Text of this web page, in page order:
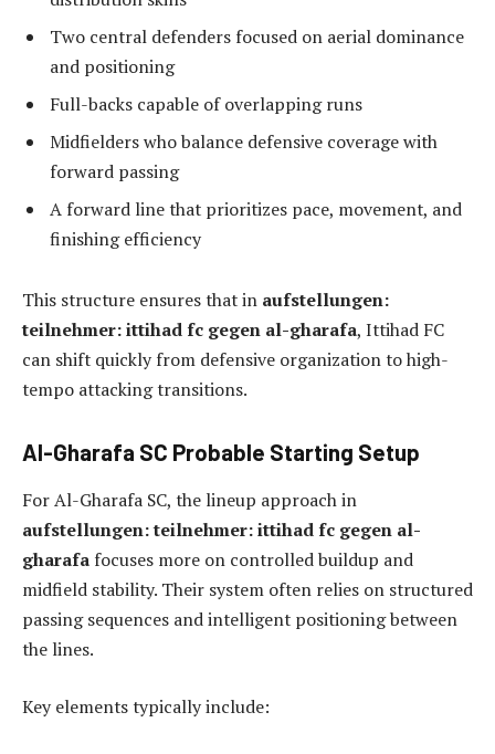
Two central defenders focused on aerial dominance
and positioning
Full-backs capable of overlapping runs
Midfielders who balance defensive coverage with
forward passing
A forward line that prioritizes pace, movement, and
finishing efficiency
This structure ensures that in aufstellungen:
teilnehmer: ittihad fc gegen al-gharafa, Ittihad FC
can shift quickly from defensive organization to high-
tempo attacking transitions.
Al-Gharafa SC Probable Starting Setup
For Al-Gharafa SC, the lineup approach in
aufstellungen: teilnehmer: ittihad fc gegen al-
gharafa focuses more on controlled buildup and
midfield stability. Their system often relies on structured
passing sequences and intelligent positioning between
the lines.
Key elements typically include: